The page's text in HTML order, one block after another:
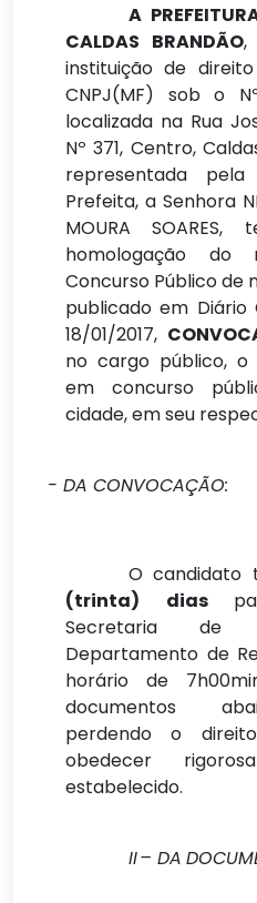
A
CALDAS BRANDÃO,
instituição de
CNPJ(MF) sob o
localizada na Rua
Nº 371, Centro,
representada pela
Prefeita, a Senhora
MOURA
homologação do
Concurso Público de
publicado em Diário
18/01/2017,
no cargo público, o
em concurso
cidade, em seu
- DA CONVOCAÇÃO:
O candidato
(trinta) dias
Secretaria de
Departamento de
horário de
documentos
perdendo o
obedecer
estabelecido.
II– DA